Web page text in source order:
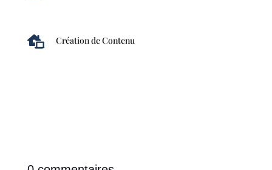
 Création de Contenu